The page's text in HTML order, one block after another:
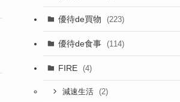
優待de買物 (223)
優待de食事 (114)
FIRE (4)
減速生活 (2)